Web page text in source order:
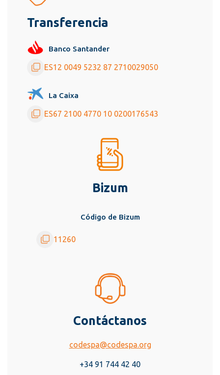
Transferencia
Banco Santander
ES12 0049 5232 87 2710029050
La Caixa
ES67 2100 4770 10 0200176543
Bizum
Código de Bizum
11260
Contáctanos
codespa@codespa.org
+34 91 744 42 40